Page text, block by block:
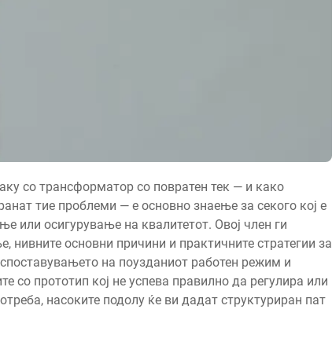
со трансформатор со повратен тек — и како
тие проблеми — е основно знаење за секого кој е
или осигурување на квалитетот. Овој член ги
нивните основни причини и практичните стратегии за
на поузданиот работен режим и
со прототип кој не успева правилно да регулира или
насоките подолу ќе ви дадат структуриран пат